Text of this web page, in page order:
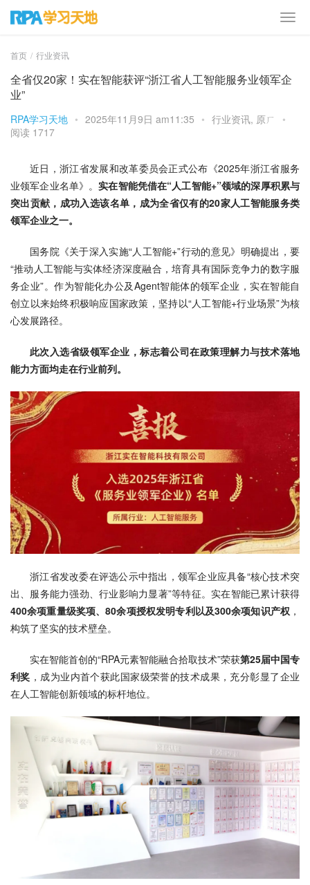
首页 行业资讯
全省仅20家！实在智能获评“浙江省人工智能服务业领军企
业”
RPA学习天地 • 2025年11月9日 am11:35 • 行业资讯, 原ㄏ
•
阅读 1717
近日，浙江省发展和改革委员会正式公布《2025年浙江省服务
业领军企业名单》。实在智能凭借在“人工智能+”领域的深厚积累与
突出贡献，成功入选该名单，成为全省仅有的20家人工智能服务类
领军企业之一。
国务院《关于深入实施“人工智能+”行动的意见》明确提出，要
“推动人工智能与实体经济深度融合，培育具有国际竞争力的数字服
务企业”。作为智能化办公及Agent智能体的领军企业，实在智能自
创立以来始终积极响应国家政策，坚持以“人工智能+行业场景”为核
心发展路径。
此次入选省级领军企业，标志着公司在政策理解力与技术落地
能力方面均走在行业前列。
浙江省发改委在评选公示中指出，领军企业应具备“核心技术突
出、服务能力强劲、行业影响力显著”等特征。实在智能已累计获得
400余项重量级奖项、80余项授权发明专利以及300余项知识产权 ，
构筑了坚实的技术壁垒。
实在智能首创的“RPA元素智能融合拾取技术”荣获第25届中国专
利奖 ，成为业内首个获此国家级荣誉的技术成果，充分彰显了企业
在人工智能创新领域的标杆地位。